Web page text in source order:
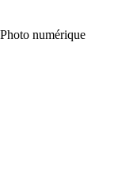
numérique